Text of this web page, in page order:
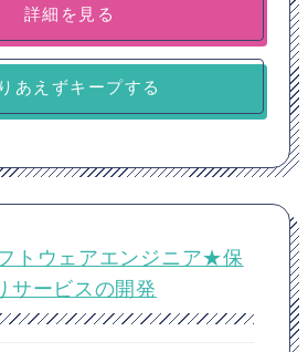
詳細を見る
あえずキープする
トウェアエンジニア★保
サービスの開発